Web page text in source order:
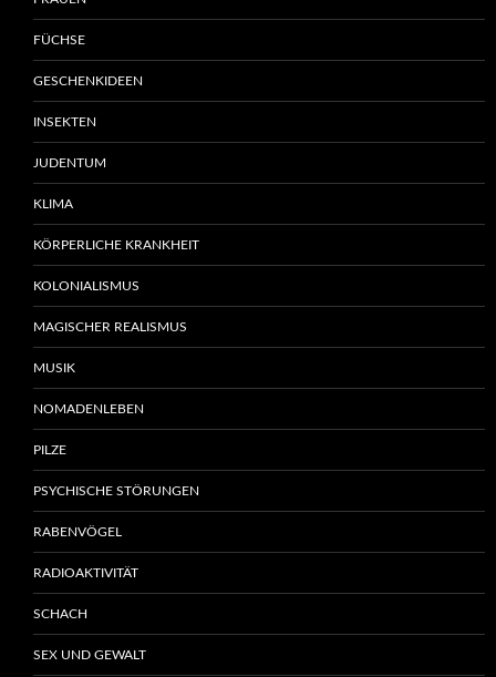
FÜCHSE
GESCHENKIDEEN
INSEKTEN
JUDENTUM
KLIMA
KÖRPERLICHE KRANKHEIT
KOLONIALISMUS
MAGISCHER REALISMUS
MUSIK
NOMADENLEBEN
PILZE
PSYCHISCHE STÖRUNGEN
RABENVÖGEL
RADIOAKTIVITÄT
SCHACH
SEX UND GEWALT